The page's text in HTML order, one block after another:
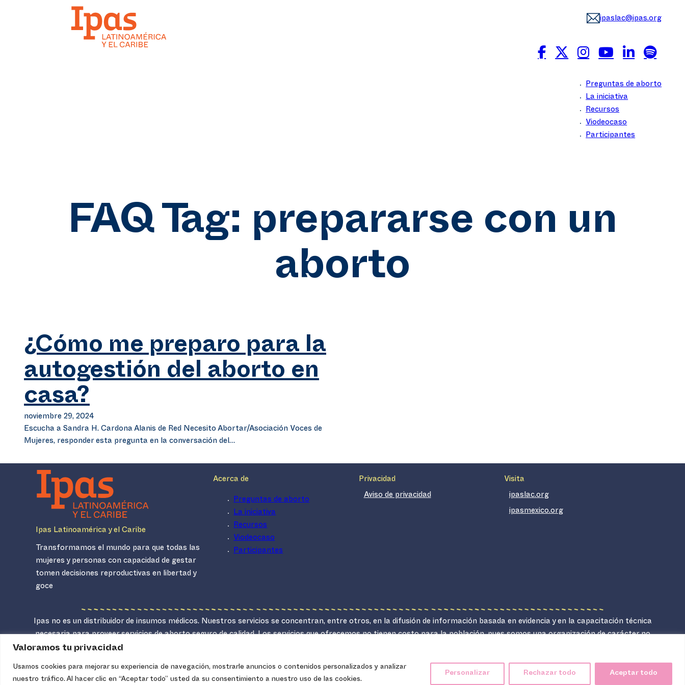
Valoramos tu privacidad
Usamos cookies para mejorar su experiencia de navegación, mostrarle anuncios o contenidos personalizados y analizar
nuestro tráfico. Al hacer clic en “Aceptar todo” usted da su consentimiento a nuestro uso de las cookies.
Personalizar Rechazar todo Aceptar todo
ipaslac@ipas.org
Preguntas de aborto
La iniciativa
Recursos
Viodeocaso
Participantes
FAQ Tag: prepararse con un
aborto
¿Cómo me preparo para la
autogestión del aborto en
casa?
noviembre 29, 2024
Escucha a Sandra H. Cardona Alanis de Red Necesito Abortar/Asociación Voces de
Mujeres, responder esta pregunta en la conversación del…
Ipas Latinoamérica y el Caribe
Transformamos el mundo para que todas las
mujeres y personas con capacidad de gestar
tomen decisiones reproductivas en libertad y
goce
Acerca de
Preguntas de aborto
La iniciativa
Recursos
Viodeocaso
Participantes
Privacidad
Aviso de privacidad
Visita
ipaslac.org
ipasmexico.org
Ipas no es un distribuidor de insumos médicos. Nuestros servicios se concentran, entre otros, en la difusión de información basada en evidencia y en la capacitación técnica
necesaria para proveer servicios de aborto seguro de calidad. Los servicios que ofrecemos no tienen costo para la población, pues somos una organización de carácter no